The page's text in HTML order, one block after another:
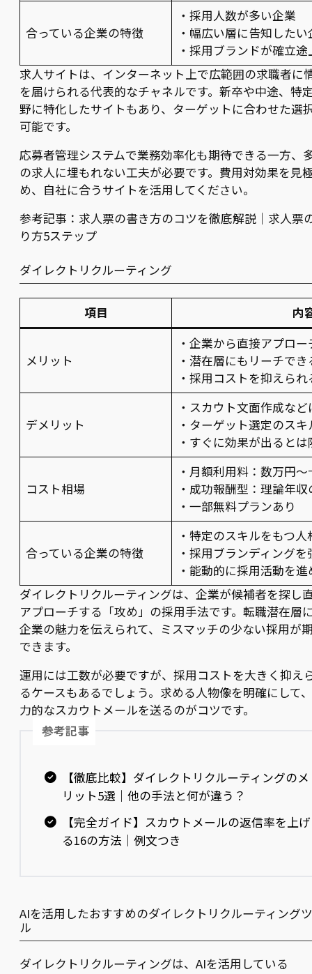
合っている企業の特徴
・採用人数が多い企業
・幅広い層に告知したい
・採用ブランドが確立
求人サイトは、インターネット上で広範囲の求職者に
を届けられる代表的なチャネルです。新卒や中途、特
野に特化したサイトもあり、ターゲットに合わせた選
可能です。
応募者管理システムで業務効率化も期待できる一方、
の求人に埋もれない工夫が必要です。費用対効果を見
め、自社に合うサイトを活用してください。
参考記事：求人票の書き方のコツを徹底解説｜求人票
り方5ステップ
ダイレクトリクルーティング
項目 内
メリット
・企業から直接アプロ
・潜在層にもリーチでき
・採用コストを抑えら
デメリット
・スカウト文面作成な
・ターゲット選定のス
・すぐに効果が出ると
コスト相場
・月額利用料：数万円
・成功報酬型：理論年
・一部無料プランあり
合っている企業の特徴
・特定のスキルをもつ
・採用ブランディング
・能動的に採用活動を
ダイレクトリクルーティングは、企業が候補者を探し
アプローチする「攻め」の採用手法です。転職潜在層
企業の魅力を伝えられて、ミスマッチの少ない採用が
できます。
運用には工数が必要ですが、採用コストを大きく抑え
るケースもあるでしょう。求める人物像を明確にして
力的なスカウトメールを送るのがコツです。
参考記事
【徹底比較】ダイレクトリクルーティングのメ
リット5選｜他の手法と何が違う？
【完全ガイド】スカウトメールの返信率を上げ
る16の方法｜例文つき
AIを活用したおすすめのダイレクトリクルーティング
ル
ダイレクトリクルーティングは、AIを活用している